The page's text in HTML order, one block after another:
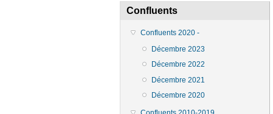
Confluents
Confluents 2020 -
Décembre 2023
Décembre 2022
Décembre 2021
Décembre 2020